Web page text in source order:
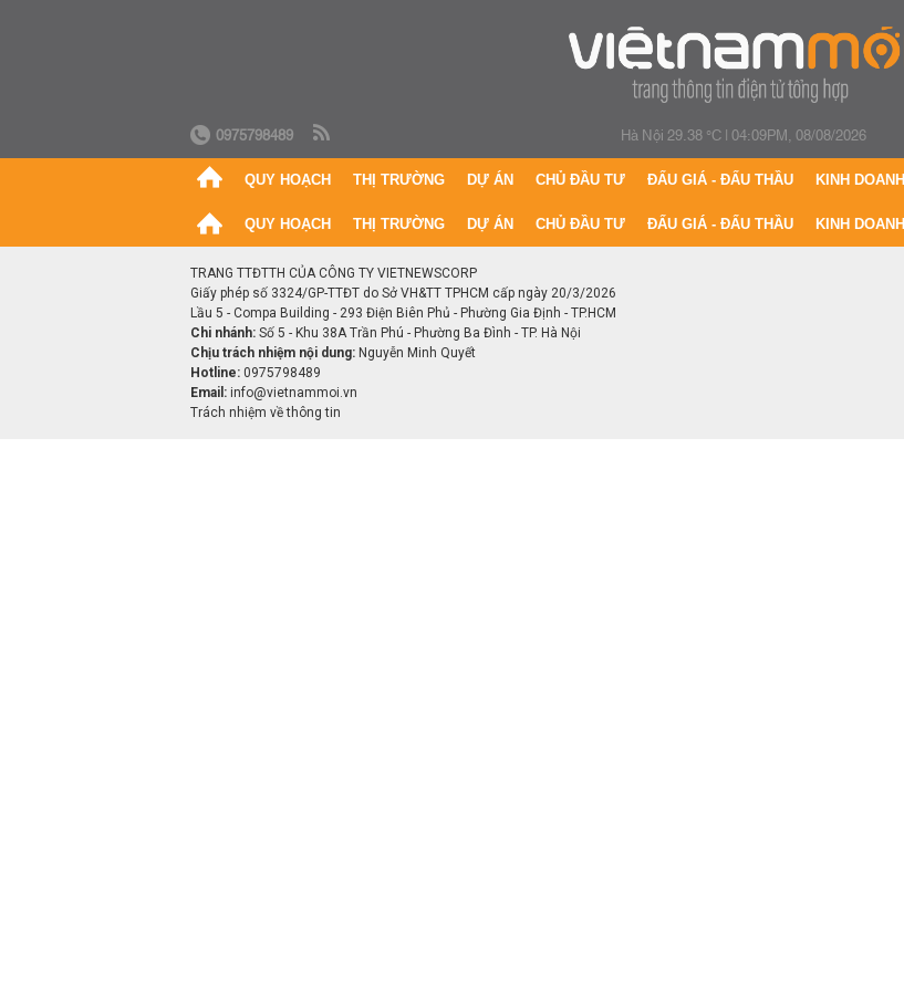
0975798489 Hà Nội 29.38 °C|04:09PM, 08/08/2026
QUY HOẠCH THỊ TRƯỜNG DỰ ÁN CHỦ ĐẦU TƯ ĐẤU GIÁ - ĐẤU THẦU KINH DOANH
QUY HOẠCH THỊ TRƯỜNG DỰ ÁN CHỦ ĐẦU TƯ ĐẤU GIÁ - ĐẤU THẦU KINH DOANH
TRANG TTĐTTH CỦA CÔNG TY VIETNEWSCORP
Giấy phép số 3324/GP-TTĐT do Sở VH&TT TPHCM cấp ngày 20/3/2026
Lầu 5 - Compa Building - 293 Điện Biên Phủ - Phường Gia Định - TP.HCM
Chi nhánh: Số 5 - Khu 38A Trần Phú - Phường Ba Đình - TP. Hà Nội
Chịu trách nhiệm nội dung: Nguyễn Minh Quyết
Hotline: 0975798489
Email: info@vietnammoi.vn
Trách nhiệm về thông tin